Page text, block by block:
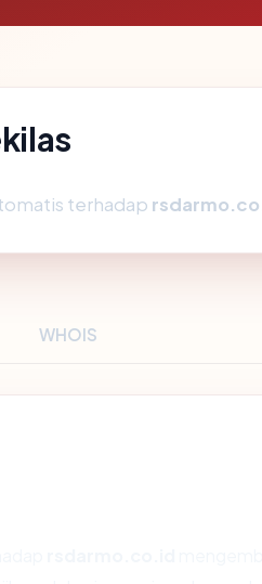
terhadap
WHOIS